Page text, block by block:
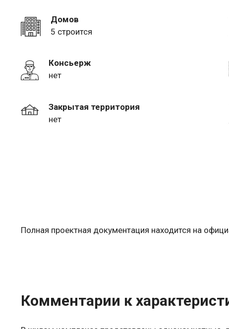
Домов
5 строится
Консьерж
нет
Закрытая территория
нет
Полная проектная документация находится на
Комментарии к